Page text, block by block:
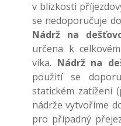
v blízkosti
se nedoporučuje
Nádrž na
určena k
víka. Nádrž na
použití se
statickém zatížení
nádrže vytvoříme
pro případný